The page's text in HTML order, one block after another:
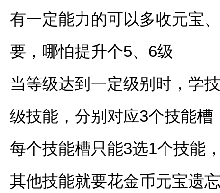
有一定能力的可以多收元宝
要，哪怕提升个5、6级
当等级达到一定级别时，学
级技能，分别对应3个技能槽
每个技能槽只能3选1个技能
其他技能就要花金币元宝遗